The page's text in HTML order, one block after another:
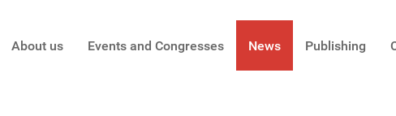
About us Events and Congresses News Publishing